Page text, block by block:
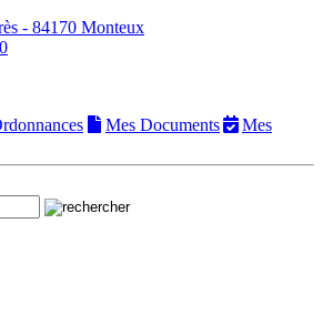
- 84170 Monteux
Mes Documents
Mes